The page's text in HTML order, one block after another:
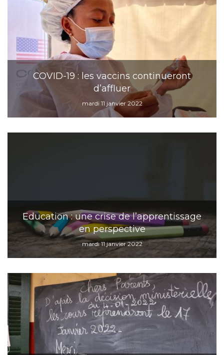
COVID-19 : les vaccins continueront
d’affluer
mardi 11 janvier 2022
Education : une crise de l’apprentissage
en perspective
mardi 11 janvier 2022